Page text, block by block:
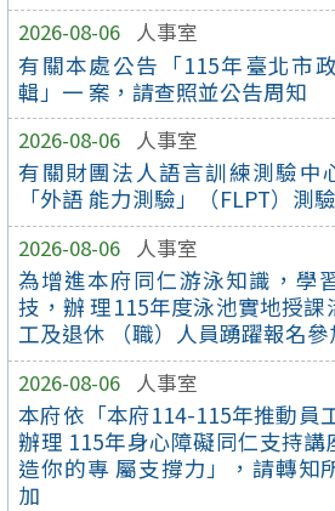
2026-08-06 人事室
有關本處公告「115年臺北市
輯」一 案，請查照並公告周知
2026-08-06 人事室
有關財團法人語言訓練測驗中
「外語 能力測驗」（FLPT）測
2026-08-06 人事室
為增進本府同仁游泳知識，學
技，辦 理115年度泳池實地授
工及退休 （職）人員踴躍報名參
2026-08-06 人事室
本府依「本府114-115年推動員
辦理 115年身心障礙同仁支持
造你的專 屬支撐力」，請轉知
加